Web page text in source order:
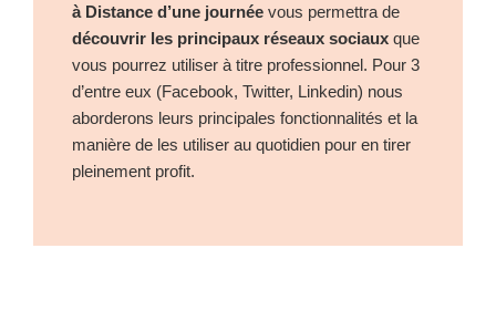
à Distance d’une journée vous permettra de
découvrir les principaux réseaux sociaux que
vous pourrez utiliser à titre professionnel. Pour 3
d’entre eux (Facebook, Twitter, Linkedin) nous
aborderons leurs principales fonctionnalités et la
manière de les utiliser au quotidien pour en tirer
pleinement profit.